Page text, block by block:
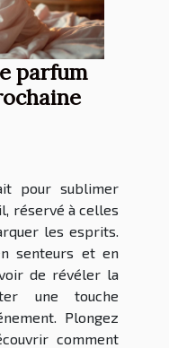
parfum
pour sublimer
réservé à celles
les esprits.
senteurs et en
de révéler la
une touche
Plongez
comment